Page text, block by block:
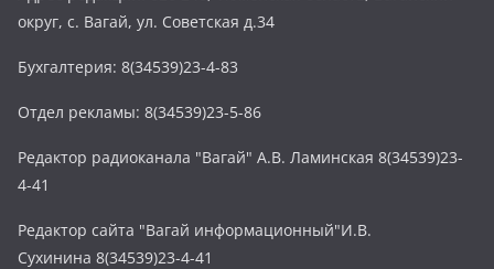
округ, с. Вагай, ул. Советская д.34
Бухгалтерия: 8(34539)23-4-83
Отдел рекламы: 8(34539)23-5-86
Редактор радиоканала "Вагай" А.В. Ламинская 8(34539)23-
4-41
Редактор сайта "Вагай информационный"И.В.
Сухинина 8(34539)23-4-41